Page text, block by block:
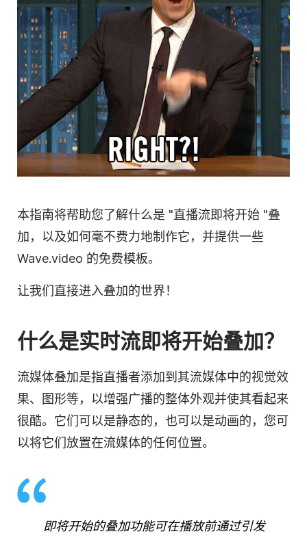
本指南将帮助您了解什么是 "直播流即将开始 "叠
加，以及如何毫不费力地制作它，并提供一些
Wave.video 的免费模板。
让我们直接进入叠加的世界！
什么是实时流即将开始叠加？
流媒体叠加是指直播者添加到其流媒体中的视觉效
果、图形等，以增强广播的整体外观并使其看起来
很酷。它们可以是静态的，也可以是动画的，您可
以将它们放置在流媒体的任何位置。
即将开始的叠加功能可在播放前通过引发